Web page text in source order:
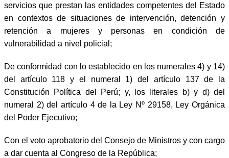
servicios que prestan las entidades competentes del Estado
en contextos de situaciones de intervención, detención y
retención a mujeres y personas en condición de
vulnerabilidad a nivel policial;
De conformidad con lo establecido en los numerales 4) y 14)
del artículo 118 y el numeral 1) del artículo 137 de la
Constitución Política del Perú; y, los literales b) y d) del
numeral 2) del artículo 4 de la Ley Nº 29158, Ley Orgánica
del Poder Ejecutivo;
Con el voto aprobatorio del Consejo de Ministros y con cargo
a dar cuenta al Congreso de la República;